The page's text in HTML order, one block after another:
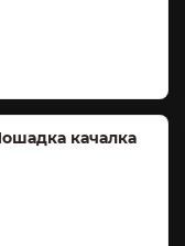
качалка